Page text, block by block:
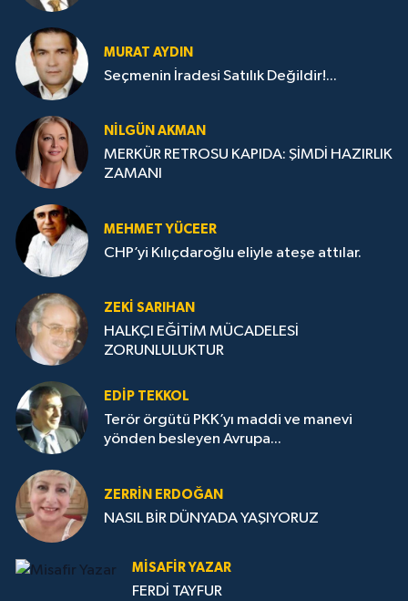
MURAT AYDIN
Seçmenin İradesi Satılık Değildir!...
NILGÜN AKMAN
MERKÜR RETROSU KAPIDA: ŞİMDİ HAZIRLIK
ZAMANI
MEHMET YÜCEER
CHP’yi Kılıçdaroğlu eliyle ateşe attılar.
ZEKI SARIHAN
HALKÇI EĞİTİM MÜCADELESİ
ZORUNLULUKTUR
EDIP TEKKOL
Terör örgütü PKK’yı maddi ve manevi
yönden besleyen Avrupa...
ZERRIN ERDOĞAN
NASIL BİR DÜNYADA YAŞIYORUZ
MISAFIR YAZAR
FERDİ TAYFUR